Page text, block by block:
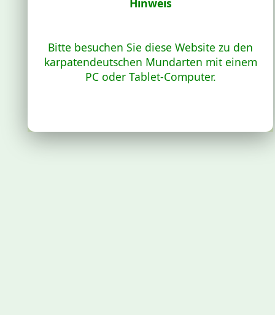
Hinweis
Bitte besuchen Sie diese Website zu den
karpatendeutschen Mundarten mit einem
PC oder Tablet-Computer.